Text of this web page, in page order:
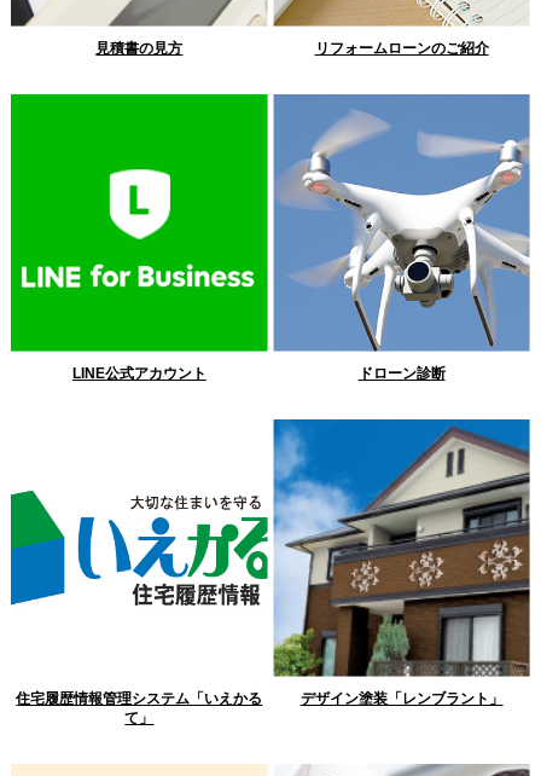
見積書の見方 リフォームローンのご紹介
LINE公式アカウント ドローン診断
住宅履歴情報管理システム「いえかる
て」
デザイン塗装「レンブラント」